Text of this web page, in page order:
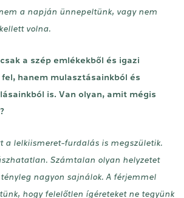
a napján ünnepeltünk, vagy nem
volna.
a szép emlékekből és igazi
hanem mulasztásainkból és
is. Van olyan, amit mégis
a lelkiismeret-furdalás is megszületik.
Számtalan olyan helyzetet
nagyon sajnálok. A férjemmel
hogy felelőtlen ígéreteket ne tegyünk